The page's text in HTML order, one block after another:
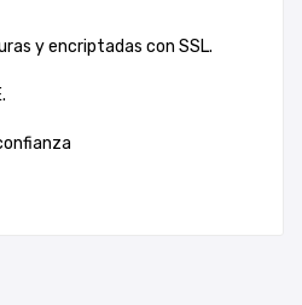
y encriptadas con SSL.